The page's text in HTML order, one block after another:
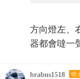
方向燈左、
器都會噠一
brabus1518 碩